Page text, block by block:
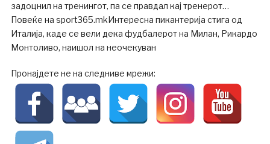
задоцнил на тренингот, па се правдал кај тренерот…
Повеќе на sport365.mkИнтересна пикантерија стига од
Италија, каде се вели дека фудбалерот на Милан, Рикардо
Монтоливо, наишол на неочекуван
Пронајдете не на следниве мрежи: